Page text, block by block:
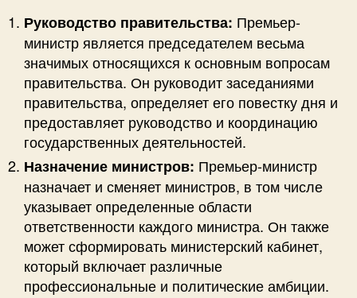
Руководство правительства: Премьер-
министр является председателем весьма
значимых относящихся к основным вопросам
правительства. Он руководит заседаниями
правительства, определяет его повестку дня и
предоставляет руководство и координацию
государственных деятельностей.
Назначение министров: Премьер-министр
назначает и сменяет министров, в том числе
указывает определенные области
ответственности каждого министра. Он также
может сформировать министерский кабинет,
который включает различные
профессиональные и политические амбиции.